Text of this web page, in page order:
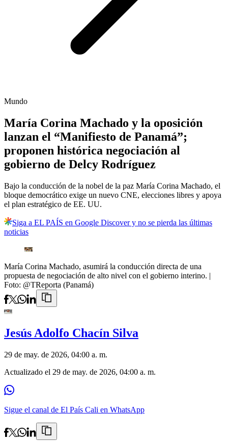
Mundo
María Corina Machado y la oposición
lanzan el “Manifiesto de Panamá”;
proponen histórica negociación al
gobierno de Delcy Rodríguez
Bajo la conducción de la nobel de la paz María Corina Machado, el
bloque democrático exige un nuevo CNE, elecciones libres y apoya
el plan estratégico de EE. UU.
Siga a EL PAÍS en Google Discover y no se pierda las últimas
noticias
María Corina Machado, asumirá la conducción directa de una
propuesta de negociación de alto nivel con el gobierno interino. |
Foto: @TReporta (Panamá)
Jesús Adolfo Chacín Silva
29 de may. de 2026, 04:00 a. m.
Actualizado el 29 de may. de 2026, 04:00 a. m.
Sigue el canal de El País Cali en WhatsApp